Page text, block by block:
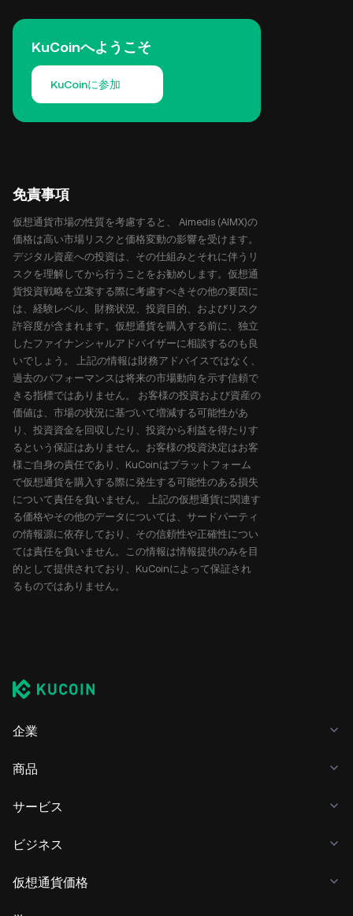
KuCoinへようこそ
KuCoinに参加
免責事項
仮想通貨市場の性質を考慮すると、 Aimedis (AIMX)の
価格は高い市場リスクと価格変動の影響を受けます。
デジタル資産への投資は、その仕組みとそれに伴うリ
スクを理解してから行うことをお勧めします。仮想通
貨投資戦略を立案する際に考慮すべきその他の要因に
は、経験レベル、財務状況、投資目的、およびリスク
許容度が含まれます。仮想通貨を購入する前に、独立
したファイナンシャルアドバイザーに相談するのも良
いでしょう。 上記の情報は財務アドバイスではなく、
過去のパフォーマンスは将来の市場動向を示す信頼で
きる指標ではありません。 お客様の投資および資産の
価値は、市場の状況に基づいて増減する可能性があ
り、投資資金を回収したり、投資から利益を得たりす
るという保証はありません。お客様の投資決定はお客
様ご自身の責任であり、KuCoinはプラットフォーム
で仮想通貨を購入する際に発生する可能性のある損失
について責任を負いません。 上記の仮想通貨に関連す
る価格やその他のデータについては、サードパーティ
の情報源に依存しており、その信頼性や正確性につい
ては責任を負いません。この情報は情報提供のみを目
的として提供されており、KuCoinによって保証され
るものではありません。
企業
商品
サービス
ビジネス
仮想通貨価格